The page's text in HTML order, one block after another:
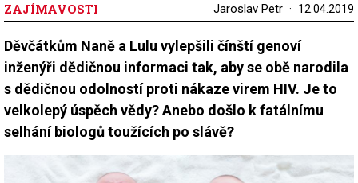
ZAJÍMAVOSTI Jaroslav Petr 12.04.2019
Děvčátkům Naně a Lulu vylepšili čínští genoví
inženýři dědičnou informaci tak, aby se obě narodila
s dědičnou odolností proti nákaze virem HIV. Je to
velkolepý úspěch vědy? Anebo došlo k fatálnímu
selhání biologů toužících po slávě?